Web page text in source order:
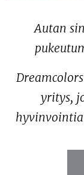
Autan
yritys,